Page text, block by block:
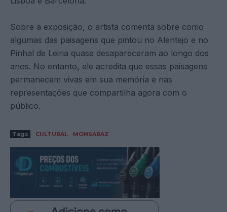
Sobre a exposição, o artista comenta sobre como
algumas das paisagens que pintou no Alentejo e no
Pinhal de Leiria quase desapareceram ao longo dos
anos. No entanto, ele acredita que essas paisagens
permanecem vivas em sua memória e nas
representações que compartilha agora com o
público.
Tags CULTURAL MONSARAZ